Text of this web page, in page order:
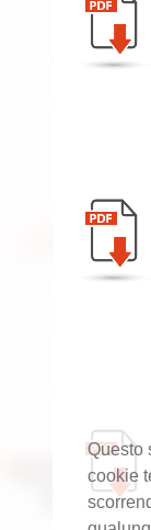
Questo
cookie